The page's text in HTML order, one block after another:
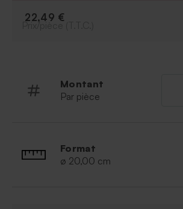
présentoir prêt à être réutilisé pour le
22,49 €
Montant
Par pièce
Format
ø 20,00 cm